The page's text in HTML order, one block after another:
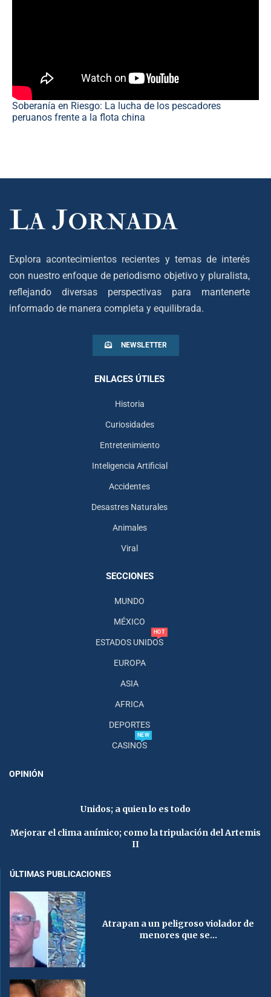
Soberanía en Riesgo: La lucha de los pescadores
peruanos frente a la flota china
Explora acontecimientos recientes y temas de interés
con nuestro enfoque de periodismo objetivo y pluralista,
reflejando diversas perspectivas para mantenerte
informado de manera completa y equilibrada.
NEWSLETTER
ENLACES ÚTILES
Historia
Curiosidades
Entretenimiento
Inteligencia Artificial
Accidentes
Desastres Naturales
Animales
Viral
SECCIONES
MUNDO
MÉXICO
ESTADOS UNIDOS
HOT
EUROPA
ASIA
AFRICA
DEPORTES
CASINOS
NEW
OPINIÓN
Unidos; a quien lo es todo
Mejorar el clima anímico; como la tripulación del Artemis
II
ÚLTIMAS PUBLICACIONES
Atrapan a un peligroso violador de
menores que se...